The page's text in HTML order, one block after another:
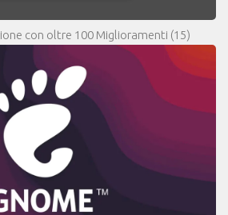
con oltre 100 Miglioramenti (15)